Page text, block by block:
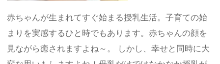
赤ちゃんが生まれてすぐ始まる授乳生活。子育ての始
まりを実感するひと時でもあります。赤ちゃんの顔を
見ながら癒されますよね～。 しかし、幸せと同時に大